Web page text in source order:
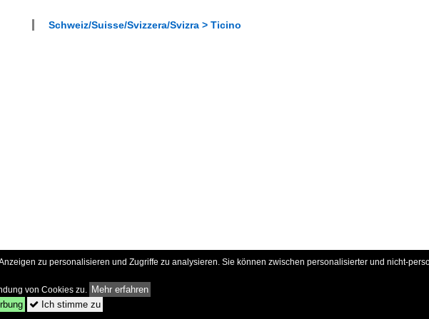
Schweiz/Suisse/Svizzera/Svizra > Ticino
zu personalisieren und Zugriffe zu analysieren. Sie können zwischen personalisierter und nicht-
von Cookies zu. Mehr erfahren
 Ich stimme zu